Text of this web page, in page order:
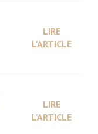
LIRE
L'ARTICLE
LIRE
L'ARTICLE